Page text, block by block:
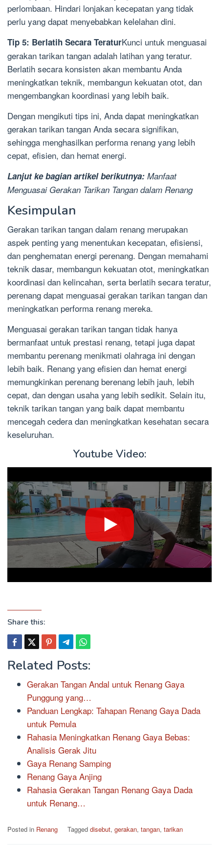
perlombaan. Hindari lonjakan kecepatan yang tidak
perlu yang dapat menyebabkan kelelahan dini.
Tip 5: Berlatih Secara TeraturKunci untuk menguasai
gerakan tarikan tangan adalah latihan yang teratur.
Berlatih secara konsisten akan membantu Anda
meningkatkan teknik, membangun kekuatan otot, dan
mengembangkan koordinasi yang lebih baik.
Dengan mengikuti tips ini, Anda dapat meningkatkan
gerakan tarikan tangan Anda secara signifikan,
sehingga menghasilkan performa renang yang lebih
cepat, efisien, dan hemat energi.
Lanjut ke bagian artikel berikutnya: Manfaat
Menguasai Gerakan Tarikan Tangan dalam Renang
Kesimpulan
Gerakan tarikan tangan dalam renang merupakan
aspek penting yang menentukan kecepatan, efisiensi,
dan penghematan energi perenang. Dengan memahami
teknik dasar, membangun kekuatan otot, meningkatkan
koordinasi dan kelincahan, serta berlatih secara teratur,
perenang dapat menguasai gerakan tarikan tangan dan
meningkatkan performa renang mereka.
Menguasai gerakan tarikan tangan tidak hanya
bermanfaat untuk prestasi renang, tetapi juga dapat
membantu perenang menikmati olahraga ini dengan
lebih baik. Renang yang efisien dan hemat energi
memungkinkan perenang berenang lebih jauh, lebih
cepat, dan dengan usaha yang lebih sedikit. Selain itu,
teknik tarikan tangan yang baik dapat membantu
mencegah cedera dan meningkatkan kesehatan secara
keseluruhan.
Youtube Video:
Share this:
Related Posts:
Gerakan Tangan Andal untuk Renang Gaya
Punggung yang…
Panduan Lengkap: Tahapan Renang Gaya Dada
untuk Pemula
Rahasia Meningkatkan Renang Gaya Bebas:
Analisis Gerak Jitu
Gaya Renang Samping
Renang Gaya Anjing
Rahasia Gerakan Tangan Renang Gaya Dada
untuk Renang…
Posted in Renang Tagged disebut, gerakan, tangan, tarikan